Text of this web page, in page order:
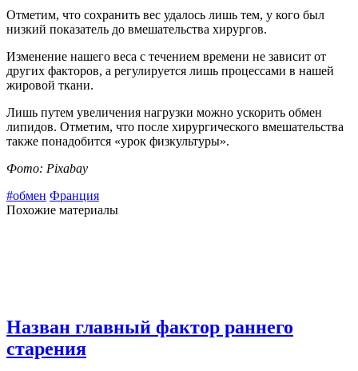
Отметим, что сохранить вес удалось лишь тем, у кого был
низкий показатель до вмешательства хирургов.
Изменение нашего веса с течением времени не зависит от
других факторов, а регулируется лишь процессами в нашей
жировой ткани.
Лишь путем увеличения нагрузки можно ускорить обмен
липидов. Отметим, что после хирургического вмешательства
также понадобится «урок физкультуры».
Фото: Pixabay
#обмен Франция
Похожие материалы
Назван главный фактор раннего
старения